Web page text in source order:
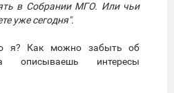
в Собрании МГО. Или чьи
уже сегодня".
я? Как можно забыть об
описываешь интересы